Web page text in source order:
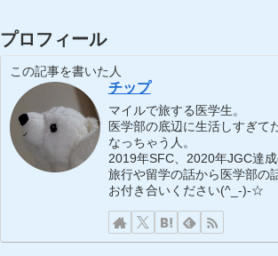
プロフィール
この記事を書いた人
チップ
マイルで旅する医学生。
医学部の底辺に生活しすぎて
なっちゃう人。
2019年SFC、2020年JGC達成
旅行や留学の話から医学部の
お付き合いください(^_-)-☆